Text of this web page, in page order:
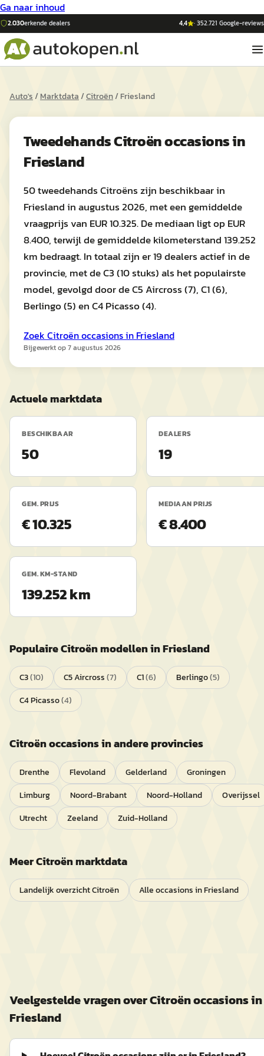
Ga naar inhoud
2.030erkende dealers 4,4 ·352.721 Google-reviews
Auto's/Marktdata/Citroën/Friesland
TweedehandsCitroënoccasions in
Friesland
50 tweedehands Citroëns zijn beschikbaar in
Friesland in augustus 2026, met een gemiddelde
vraagprijs van EUR 10.325. De mediaan ligt op EUR
8.400, terwijl de gemiddelde kilometerstand 139.252
km bedraagt. In totaal zijn er 19 dealers actief in de
provincie, met de C3 (10 stuks) als het populairste
model, gevolgd door de C5 Aircross (7), C1 (6),
Berlingo (5) en C4 Picasso (4).
Zoek Citroënoccasions in Friesland
Bijgewerkt op7 augustus 2026
Actuele marktdata
BESCHIKBAAR
50
DEALERS
19
GEM. PRIJS
€ 10.325
MEDIAAN PRIJS
€ 8.400
GEM. KM-STAND
139.252 km
PopulaireCitroënmodellen inFriesland
C3(10) C5 Aircross(7) C1(6) Berlingo(5)
C4 Picasso(4)
Citroënoccasions in andere provincies
Drenthe Flevoland Gelderland
Groningen
Limburg
Noord-Brabant Noord-Holland
Overijssel
Utrecht
Zeeland Zuid-Holland
MeerCitroënmarktdata
Landelijk overzichtCitroën Alle occasions inFriesland
Veelgestelde vragen overCitroënoccasions in
Friesland